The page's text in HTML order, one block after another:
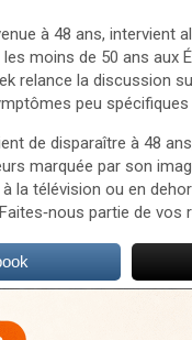
à 48 ans, intervient
moins de 50 ans aux
relance la discussion
peu
de disparaître à 48
marquée par son
la télévision ou en
partie de vos